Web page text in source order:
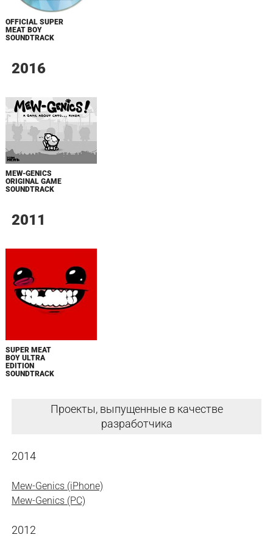
OFFICIAL SUPER
MEAT BOY
SOUNDTRACK
2016
MEW-GENICS
ORIGINAL GAME
SOUNDTRACK
2011
SUPER MEAT
BOY ULTRA
EDITION
SOUNDTRACK
Проекты, выпущенные в качестве
разработчика
2014
Mew-Genics (iPhone)
Mew-Genics (PC)
2012